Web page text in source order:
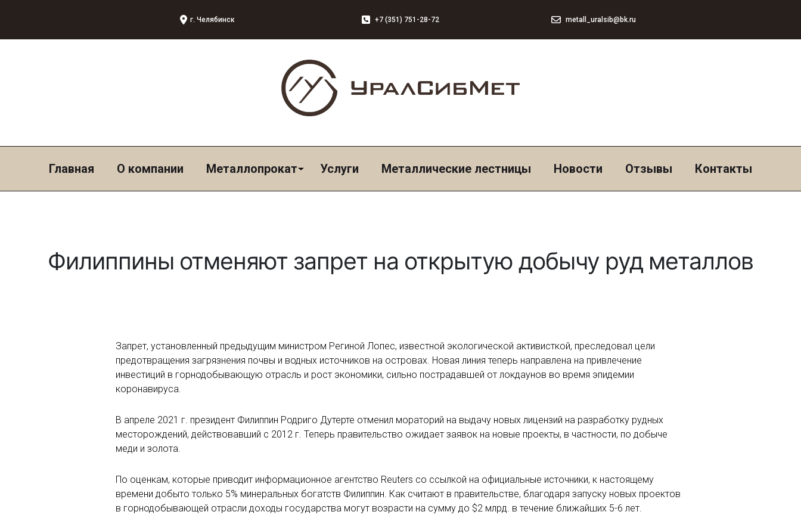
г. Челябинск +7 (351) 751-28-72 metall_uralsib@bk.ru
Главная О компании Металлопрокат Услуги Металлические лестницы Новости Отзывы Контакты
Филиппины отменяют запрет на открытую добычу руд металлов
Запрет, установленный предыдущим министром Региной Лопес, известной экологической активисткой, преследовал цели
предотвращения загрязнения почвы и водных источников на островах. Новая линия теперь направлена на привлечение
инвестиций в горнодобывающую отрасль и рост экономики, сильно пострадавшей от локдаунов во время эпидемии
коронавируса.
В апреле 2021 г. президент Филиппин Родриго Дутерте отменил мораторий на выдачу новых лицензий на разработку рудных
месторождений, действовавший с 2012 г. Теперь правительство ожидает заявок на новые проекты, в частности, по добыче
меди и золота.
По оценкам, которые приводит информационное агентство Reuters со ссылкой на официальные источники, к настоящему
времени добыто только 5% минеральных богатств Филиппин. Как считают в правительстве, благодаря запуску новых проектов
в горнодобывающей отрасли доходы государства могут возрасти на сумму до $2 млрд. в течение ближайших 5-6 лет.